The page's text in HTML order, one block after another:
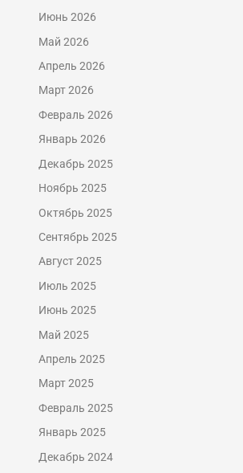
Июнь 2026
Май 2026
Апрель 2026
Март 2026
Февраль 2026
Январь 2026
Декабрь 2025
Ноябрь 2025
Октябрь 2025
Сентябрь 2025
Август 2025
Июль 2025
Июнь 2025
Май 2025
Апрель 2025
Март 2025
Февраль 2025
Январь 2025
Декабрь 2024